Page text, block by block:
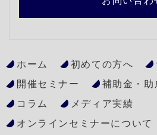
ホーム 初めての方へ
開催セミナー
補助金・助
コラム
メディア実績
オンラインセミナーについて